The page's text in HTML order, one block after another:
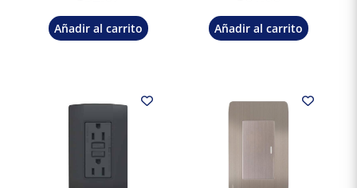
Añadir al carrito Añadir al carrito